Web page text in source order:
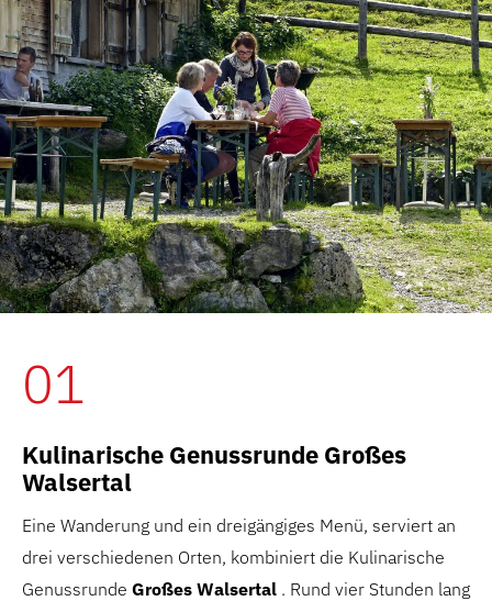
01
Kulinarische Genussrunde Großes
Walsertal
Eine Wanderung und ein dreigängiges Menü, serviert an
drei verschiedenen Orten, kombiniert die Kulinarische
Genussrunde Großes Walsertal . Rund vier Stunden lang